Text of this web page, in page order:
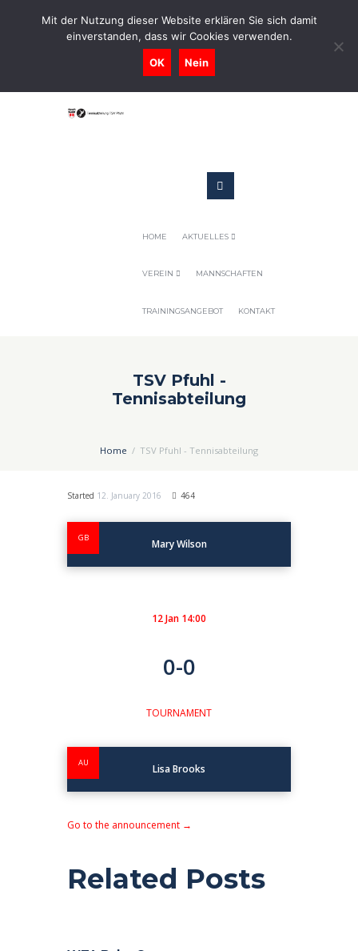
0731-9716400
Geschaeftsstelle@tennis-tsv-pfuhl.de
HOME AKTUELLES
VEREIN MANNSCHAFTEN
TRAININGSANGEBOT KONTAKT
TSV Pfuhl -
Tennisabteilung
Home TSV Pfuhl - Tennisabteilung
Started 12. January 2016 464
GB Mary Wilson
12 Jan 14:00
0-0
TOURNAMENT
AU Lisa Brooks
Go to the announcement →
Related Posts
Mit der Nutzung dieser Website erklären Sie sich damit
einverstanden, dass wir Cookies verwenden.
OK Nein